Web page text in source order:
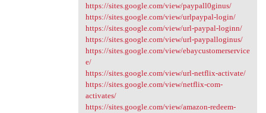
https://sites.google.com/view/paypall0ginus/
https://sites.google.com/view/urlpaypal-login/
https://sites.google.com/view/url-paypal-loginn/
https://sites.google.com/view/url-paypalloginus/
https://sites.google.com/view/ebaycustomerservice
e/
https://sites.google.com/view/url-netflix-activate/
https://sites.google.com/view/netflix-com-
activates/
https://sites.google.com/view/amazon-redeem-